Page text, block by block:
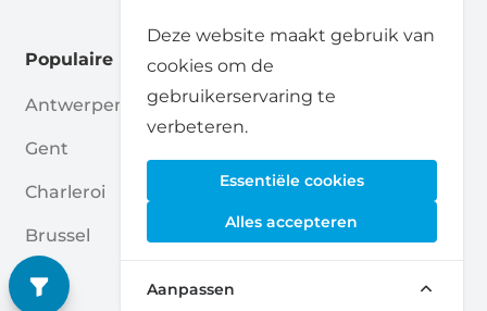
Deze website maakt gebruik van
cookies om de
gebruikerservaring te
verbeteren.
Essentiële cookies
Alles accepteren
Aanpassen
Populaire locaties
Antwerpen
Gent
Charleroi
Brussel
Luik
Aalst
Beveren-Kruibeke-Zwijndrecht
Ukkel